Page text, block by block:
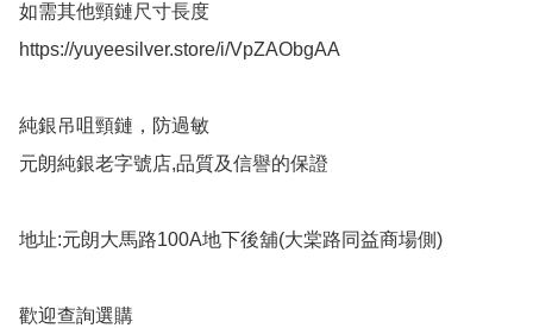
如需其他頸鏈尺寸長度
https://yuyeesilver.store/i/VpZAObgAA
純銀吊咀頸鏈，防過敏
元朗純銀老字號店,品質及信譽的保證
地址:元朗大馬路100A地下後舖(大棠路同益商場側)
歡迎查詢選購